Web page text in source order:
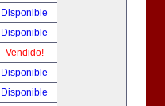
Disponible
Disponible
Vendido!
Disponible
Disponible